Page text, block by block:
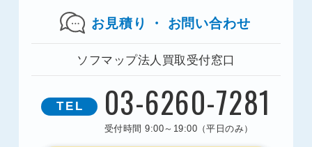
お見積り ・ お問い合わせ
ソフマップ法人買取受付窓口
TEL 03-6260-7281
受付時間 9:00～19:00（平日のみ）